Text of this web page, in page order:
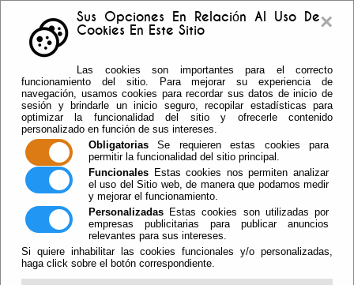
×
Sus Opciones En Relación Al Uso De
Cookies En Este Sitio
Las cookies son importantes para el correcto
funcionamiento del sitio. Para mejorar su experiencia de
navegación, usamos cookies para recordar sus datos de inicio de
sesión y brindarle un inicio seguro, recopilar estadísticas para
optimizar la funcionalidad del sitio y ofrecerle contenido
personalizado en función de sus intereses.
Obligatorias Se requieren estas cookies para
permitir la funcionalidad del sitio principal.
Funcionales Estas cookies nos permiten analizar
el uso del Sitio web, de manera que podamos medir
y mejorar el funcionamiento.
Personalizadas Estas cookies son utilizadas por
empresas publicitarias para publicar anuncios
relevantes para sus intereses.
Si quiere inhabilitar las cookies funcionales y/o personalizadas,
haga click sobre el botón correspondiente.
Telf: 950.55.30.69 -
950.55.36.37 Fax: 950.55.35.41
Escuchar